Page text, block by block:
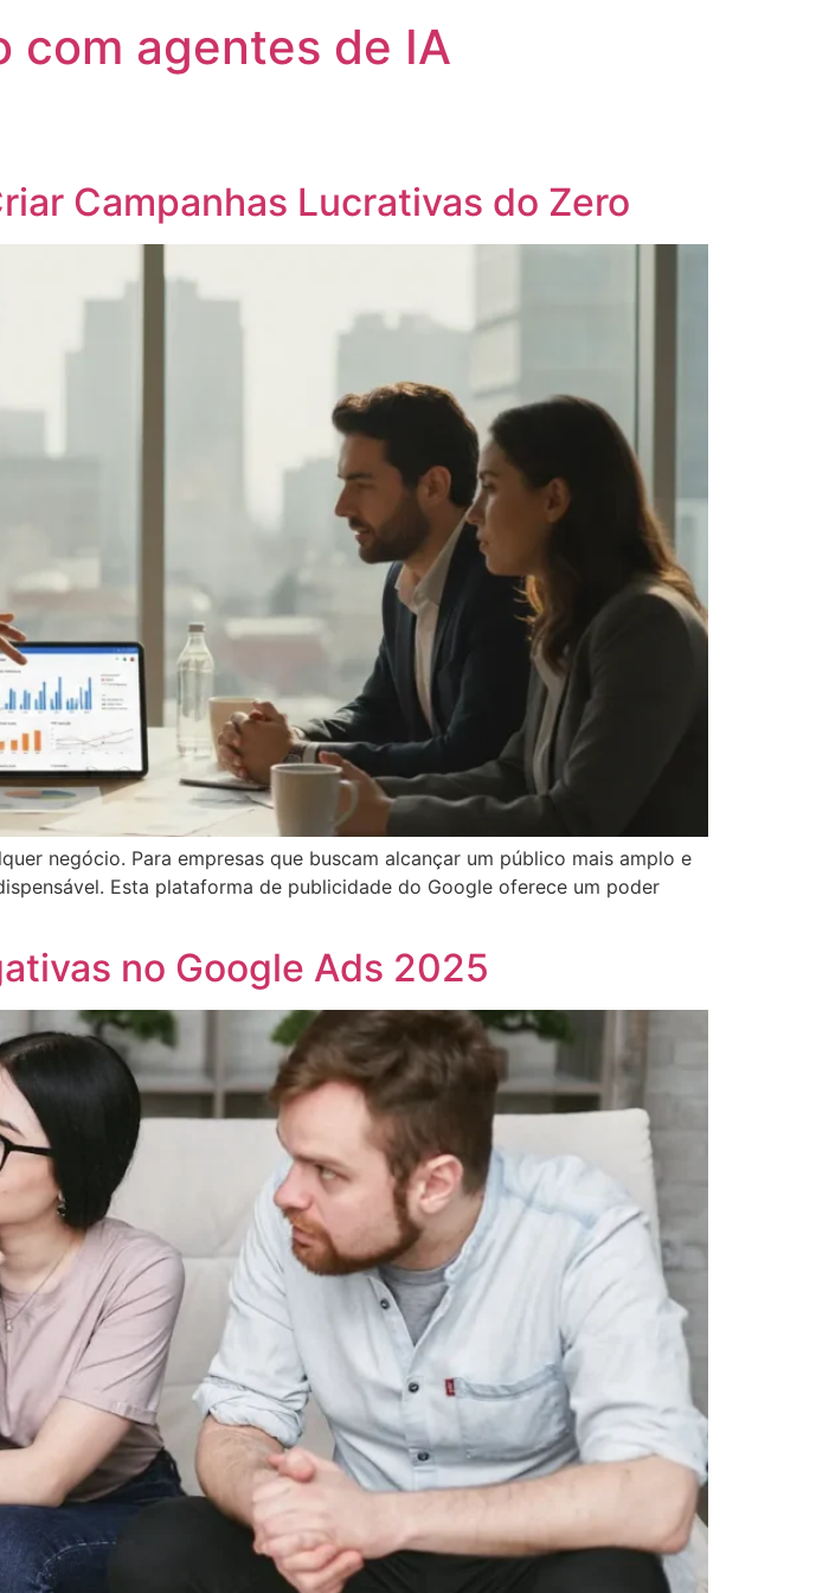
com agentes de IA
Campanhas Lucrativas do Zero
negócio. Para empresas que buscam alcançar um público mais amplo e
Esta plataforma de publicidade do Google oferece um poder
no Google Ads 2025